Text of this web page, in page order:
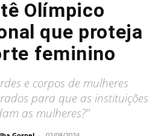
Olímpico
que proteja
feminino
e corpos de mulheres
para que as instituições
as mulheres?"